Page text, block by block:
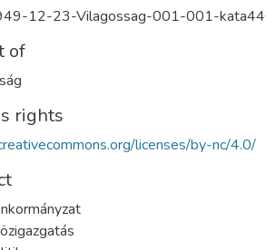
12-23-Vilagossag-001-001-
of
rights
licenses/by-nc/4.0/